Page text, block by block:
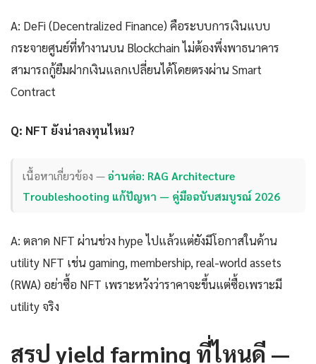
A: DeFi (Decentralized Finance) คือระบบการเงินแบบ
กระจายศูนย์ที่ทำงานบน Blockchain ไม่ต้องพึ่งพาธนาคาร
สามารถกู้ยืมฝากเงินแลกเปลี่ยนได้โดยตรงผ่าน Smart
Contract
Q: NFT ยังน่าลงทุนไหม?
เนื้อหาเกี่ยวข้อง —อ่านต่อ: RAG Architecture
Troubleshooting แก้ปัญหา — คู่มือฉบับสมบูรณ์ 2026
A: ตลาด NFT ผ่านช่วง hype ไปแล้วแต่ยังมีโอกาสในด้าน
utility NFT เช่น gaming, membership, real-world assets
(RWA) อย่าซื้อ NFT เพราะหวังว่าราคาจะขึ้นแต่ซื้อเพราะมี
utility จริง
สรุป yield farming ที่ไหนดี —